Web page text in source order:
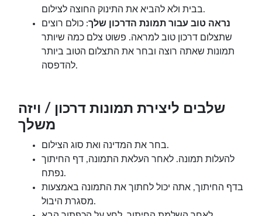
בבית ולא להביא את התינוק החוצה לצילום.
נראה טוב עבור תמונת הדרכון שלך: כולם רוצים
שתצלום דרכון טוב למראה. פשוט צלם כמה שיותר
תמונות שאתה רוצה ובחר את התצלום הטוב ביותר
להדפסה.
שלבים ליצירת תמונות דרכון / ויזה
משלך
בחר את המדינה ואת סוג הצילום.
להעלות תמונה. לאחר העלאת התמונה, דף החיתוך
נפתח.
בדף החיתוך, אתה יכול לחתוך את התמונה באמצעות
מסגרת היבול.